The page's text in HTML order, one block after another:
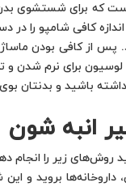
برای شستشوی بدن و
کافی شامپو را در
کافی بودن ماساژ
برای نرم شدن و
باشید و بدنتان
انبه شون
روش‌های زیر را انجام
داروخانه‌ها بروید